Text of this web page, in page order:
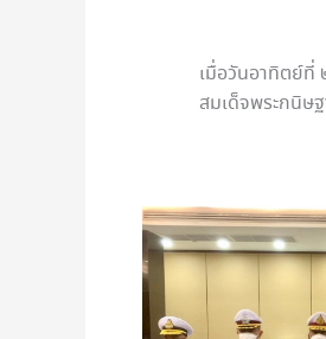
เมื่อวันอาทิตย์ที่
สมเด็จพระกนิษ